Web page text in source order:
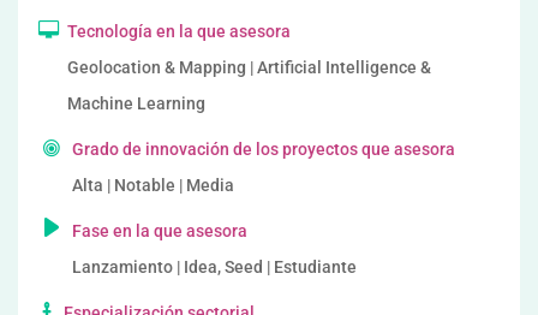
Tecnología en la que asesora
Geolocation & Mapping | Artificial Intelligence &
Machine Learning
Grado de innovación de los proyectos que asesora
Alta | Notable | Media
Fase en la que asesora
Lanzamiento | Idea, Seed | Estudiante